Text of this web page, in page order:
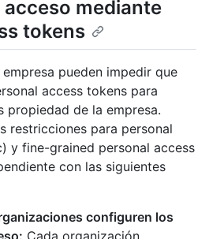
mediante
tokens
pueden impedir que
access tokens para
propiedad de la empresa.
restricciones para personal
y fine-grained personal access
con las siguientes
configuren los